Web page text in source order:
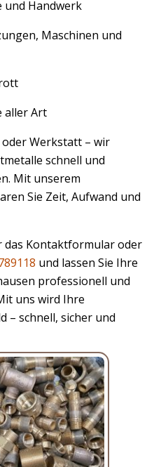
und Handwerk
Maschinen und
aller Art
oder Werkstatt – wir
schnell und
Mit unserem
Sie Zeit, Aufwand und
das Kontaktformular oder
und lassen Sie Ihre
professionell und
uns wird Ihre
– schnell, sicher und